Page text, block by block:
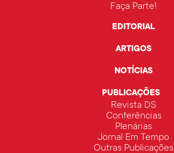
Faça Parte!
EDITORIAL
ARTIGOS
NOTÍCIAS
PUBLICAÇÕES
Revista DS
Conferências
Plenárias
Jornal Em Tempo
Outras Publicações